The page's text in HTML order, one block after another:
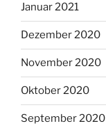
Januar 2021
Dezember 2020
November 2020
Oktober 2020
September 2020